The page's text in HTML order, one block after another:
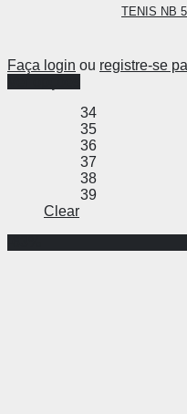
TENIS NB
Faça login ou registre-se
34
35
36
37
38
39
Clear